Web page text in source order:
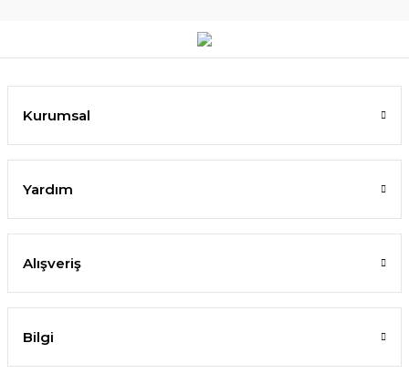
Kurumsal
Yardım
Alışveriş
Bilgi